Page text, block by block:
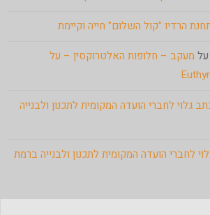
הרדיו "קול השלום" חייה וקיימת
על מעקב – חלופות האלטרוקסין – על
גלוי לחברי הועדה המקומית לתכנון ולבנייה
לחברי הועדה המקומית לתכנון ולבנייה ברמת